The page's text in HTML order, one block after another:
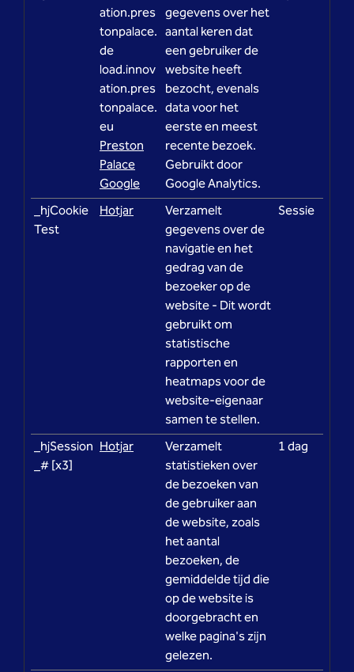
ation.pres
tonpalace.
de
load.innov
ation.pres
tonpalace.
eu
Preston
Palace
Google
gegevens over het
aantal keren dat
een gebruiker de
website heeft
bezocht, evenals
data voor het
eerste en meest
recente bezoek.
Gebruikt door
Google Analytics.
_hjCookie
Test
Hotjar
Verzamelt
gegevens over de
navigatie en het
gedrag van de
bezoeker op de
website - Dit wordt
gebruikt om
statistische
rapporten en
heatmaps voor de
website-eigenaar
samen te stellen.
Sessie
_hjSession
_# [x3]
Hotjar
Verzamelt
statistieken over
de bezoeken van
de gebruiker aan
de website, zoals
het aantal
bezoeken, de
gemiddelde tijd die
op de website is
doorgebracht en
welke pagina's zijn
gelezen.
1 dag